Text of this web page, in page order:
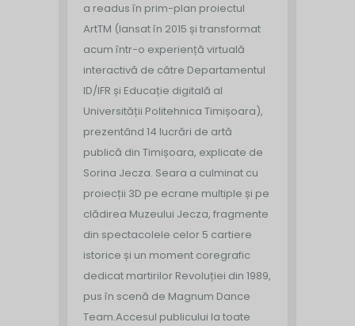
a readus în prim-plan proiectul
ArtTM (lansat în 2015 și transformat
acum într-o experiență virtuală
interactivă de către Departamentul
ID/IFR și Educație digitală al
Universității Politehnica Timișoara),
prezentând 14 lucrări de artă
publică din Timișoara, explicate de
Sorina Jecza. Seara a culminat cu
proiecții 3D pe ecrane multiple și pe
clădirea Muzeului Jecza, fragmente
din spectacolele celor 5 cartiere
istorice și un moment coregrafic
dedicat martirilor Revoluției din 1989,
pus în scenă de Magnum Dance
Team.Accesul publicului la toate